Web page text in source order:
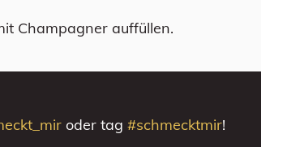
Champagner auffüllen.
oder tag #schmecktmir!